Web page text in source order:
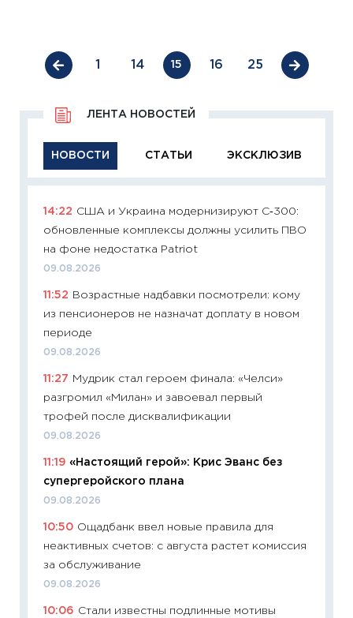
1 14 15 16 25
НОВОСТИ СТАТЬИ ЭКСКЛЮЗИВ
ЛЕНТА НОВОСТЕЙ
14:22 США и Украина модернизируют С‑300:
обновленные комплексы должны усилить ПВО
на фоне недостатка Patriot
09.08.2026
11:52
Возрастные надбавки посмотрели: кому
из пенсионеров не назначат доплату в новом
периоде
09.08.2026
11:27 Мудрик стал героем финала: «Челси»
разгромил «Милан» и завоевал первый
трофей после дисквалификации
09.08.2026
11:19 «Настоящий герой»: Крис Эванс без
супергеройского плана
09.08.2026
10:50 Ощадбанк ввел новые правила для
неактивных счетов: с августа растет комиссия
за обслуживание
09.08.2026
10:06 Стали известны подлинные мотивы